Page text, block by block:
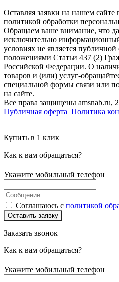
Оставляя заявки на нашем сайте
политикой обработки
Обращаем ваше внимание, что
исключительно
условиях не является
положениями Статьи 437 (2)
Российской Федерации. О
товаров и (или) услуг-
специальной формы связи или
на сайте.
Все права защищены amsnab.ru,
Публичная оферта Политика
Купить в 1 клик
Как к вам обращаться?
Укажите мобильный телефон
Соглашаюсь с политикой
Оставить заявку
Заказать звонок
Как к вам обращаться?
Укажите мобильный телефон